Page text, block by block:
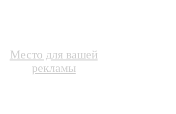
Место для вашей
рекламы